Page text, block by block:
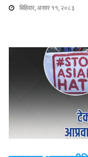
बिहिवार, असार ११, २०८३